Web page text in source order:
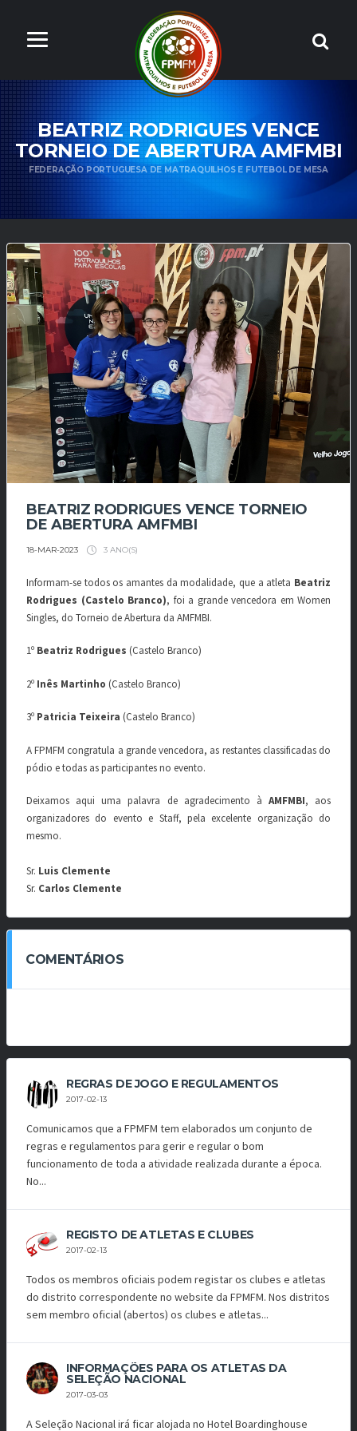
BEATRIZ RODRIGUES VENCE
TORNEIO DE ABERTURA AMFMBI
FEDERAÇÃO PORTUGUESA DE MATRAQUILHOS E FUTEBOL DE MESA
BEATRIZ RODRIGUES VENCE TORNEIO
DE ABERTURA AMFMBI
18-MAR-2023 3 ANO(S)
Informam-se todos os amantes da modalidade, que a atleta Beatriz
Rodrigues (Castelo Branco), foi a grande vencedora em Women
Singles, do Torneio de Abertura da AMFMBI.
1º Beatriz Rodrigues (Castelo Branco)
2º Inês Martinho (Castelo Branco)
3º Patricia Teixeira (Castelo Branco)
A FPMFM congratula a grande vencedora, as restantes classificadas do
pódio e todas as participantes no evento.
Deixamos aqui uma palavra de agradecimento à AMFMBI, aos
organizadores do evento e Staff, pela excelente organização do
mesmo.
Sr. Luis Clemente
Sr. Carlos Clemente
COMENTÁRIOS
REGRAS DE JOGO E REGULAMENTOS
2017-02-13
Comunicamos que a FPMFM tem elaborados um conjunto de
regras e regulamentos para gerir e regular o bom
funcionamento de toda a atividade realizada durante a época.
No...
REGISTO DE ATLETAS E CLUBES
2017-02-13
Todos os membros oficiais podem registar os clubes e atletas
do distrito correspondente no website da FPMFM. Nos distritos
sem membro oficial (abertos) os clubes e atletas...
INFORMAÇÕES PARA OS ATLETAS DA
SELEÇÃO NACIONAL
2017-03-03
A Seleção Nacional irá ficar alojada no Hotel Boardinghouse